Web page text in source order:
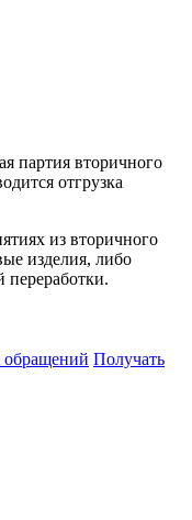
партия вторичного
отгрузка
из вторичного
изделия, либо
переработки.
Получать